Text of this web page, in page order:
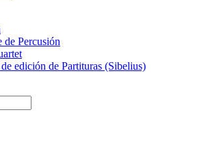
de Percusión
edición de Partituras (Sibelius)